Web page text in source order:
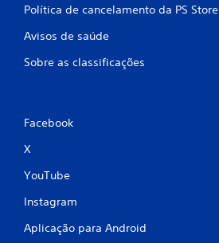
Política de cancelamento da PS Store
Avisos de saúde
Sobre as classificações
Facebook
X
YouTube
Instagram
Aplicação para Android